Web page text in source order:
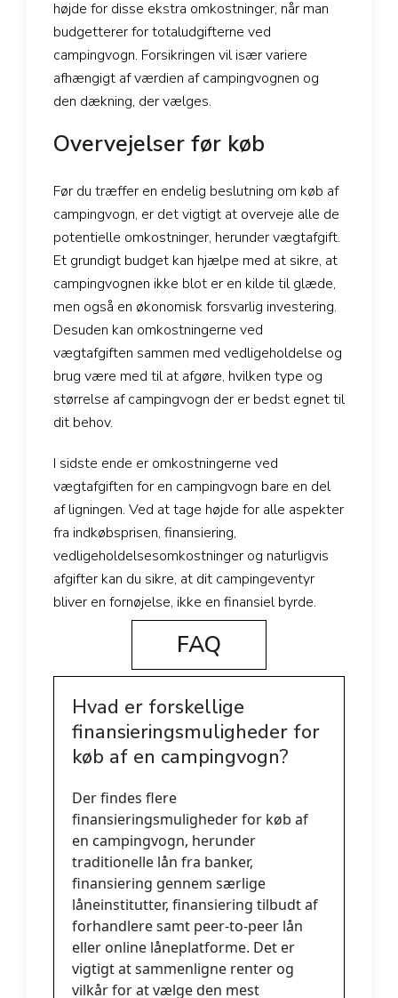
højde for disse ekstra omkostninger, når man
budgetterer for totaludgifterne ved
campingvogn. Forsikringen vil især variere
afhængigt af værdien af campingvognen og
den dækning, der vælges.
Overvejelser før køb
Før du træffer en endelig beslutning om køb af
campingvogn, er det vigtigt at overveje alle de
potentielle omkostninger, herunder vægtafgift.
Et grundigt budget kan hjælpe med at sikre, at
campingvognen ikke blot er en kilde til glæde,
men også en økonomisk forsvarlig investering.
Desuden kan omkostningerne ved
vægtafgiften sammen med vedligeholdelse og
brug være med til at afgøre, hvilken type og
størrelse af campingvogn der er bedst egnet til
dit behov.
I sidste ende er omkostningerne ved
vægtafgiften for en campingvogn bare en del
af ligningen. Ved at tage højde for alle aspekter
fra indkøbsprisen, finansiering,
vedligeholdelsesomkostninger og naturligvis
afgifter kan du sikre, at dit campingeventyr
bliver en fornøjelse, ikke en finansiel byrde.
FAQ
Hvad er forskellige
finansieringsmuligheder for
køb af en campingvogn?
Der findes flere
finansieringsmuligheder for køb af
en campingvogn, herunder
traditionelle lån fra banker,
finansiering gennem særlige
låneinstitutter, finansiering tilbudt af
forhandlere samt peer-to-peer lån
eller online låneplatforme. Det er
vigtigt at sammenligne renter og
vilkår for at vælge den mest